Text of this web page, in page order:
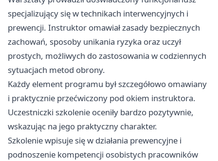
specjalizujący się w technikach interwencyjnych i
prewencji. Instruktor omawiał zasady bezpiecznych
zachowań, sposoby unikania ryzyka oraz uczył
prostych, możliwych do zastosowania w codziennych
sytuacjach metod obrony.
Każdy element programu był szczegółowo omawiany
i praktycznie przećwiczony pod okiem instruktora.
Uczestniczki szkolenie oceniły bardzo pozytywnie,
wskazując na jego praktyczny charakter.
Szkolenie wpisuje się w działania prewencyjne i
podnoszenie kompetencji osobistych pracowników